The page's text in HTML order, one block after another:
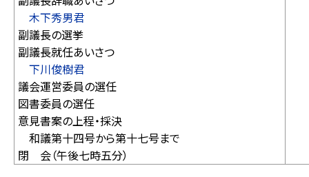
木下秀男君
副議長の選挙
副議長就任あいさつ
下川俊樹君
議会運営委員の選任
図書委員の選任
意見書案の上程・採決
和議第十四号から第十七号まで
閉 会（午後七時五分）